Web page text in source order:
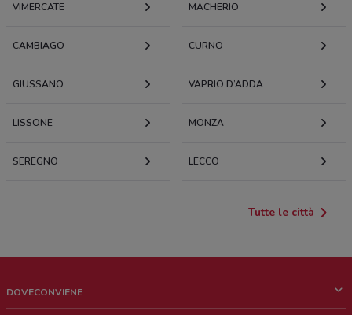
VIMERCATE MACHERIO
CAMBIAGO CURNO
GIUSSANO VAPRIO D’ADDA
LISSONE MONZA
SEREGNO LECCO
Tutte le città
DOVECONVIENE